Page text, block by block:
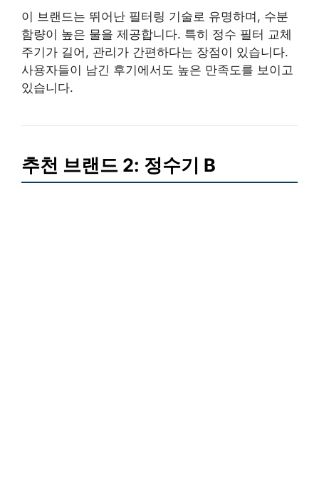
이 브랜드는 뛰어난 필터링 기술로 유명하며, 수분
함량이 높은 물을 제공합니다. 특히 정수 필터 교체
주기가 길어, 관리가 간편하다는 장점이 있습니다.
사용자들이 남긴 후기에서도 높은 만족도를 보이고
있습니다.
추천 브랜드 2: 정수기 B